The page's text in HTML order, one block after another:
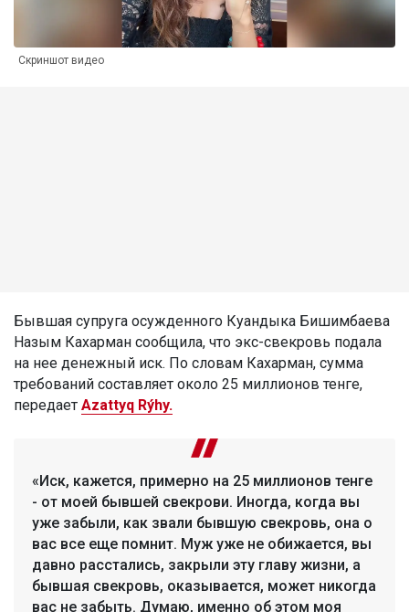
Скриншот видео
Бывшая супруга осужденного Куандыка Бишимбаева
Назым Кахарман сообщила, что экс-свекровь подала
на нее денежный иск. По словам Кахарман, сумма
требований составляет около 25 миллионов тенге,
передает Azattyq Rýhy.
«Иск, кажется, примерно на 25 миллионов тенге
- от моей бывшей свекрови. Иногда, когда вы
уже забыли, как звали бывшую свекровь, она о
вас все еще помнит. Муж уже не обижается, вы
давно расстались, закрыли эту главу жизни, а
бывшая свекровь, оказывается, может никогда
вас не забыть. Думаю, именно об этом моя